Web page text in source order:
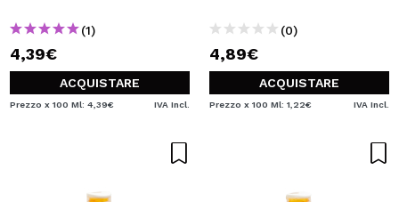
(1)
4,39€
ACQUISTARE
Prezzo x 100 Ml: 4,39€ IVA Incl.
(0)
4,89€
ACQUISTARE
Prezzo x 100 Ml: 1,22€ IVA Incl.